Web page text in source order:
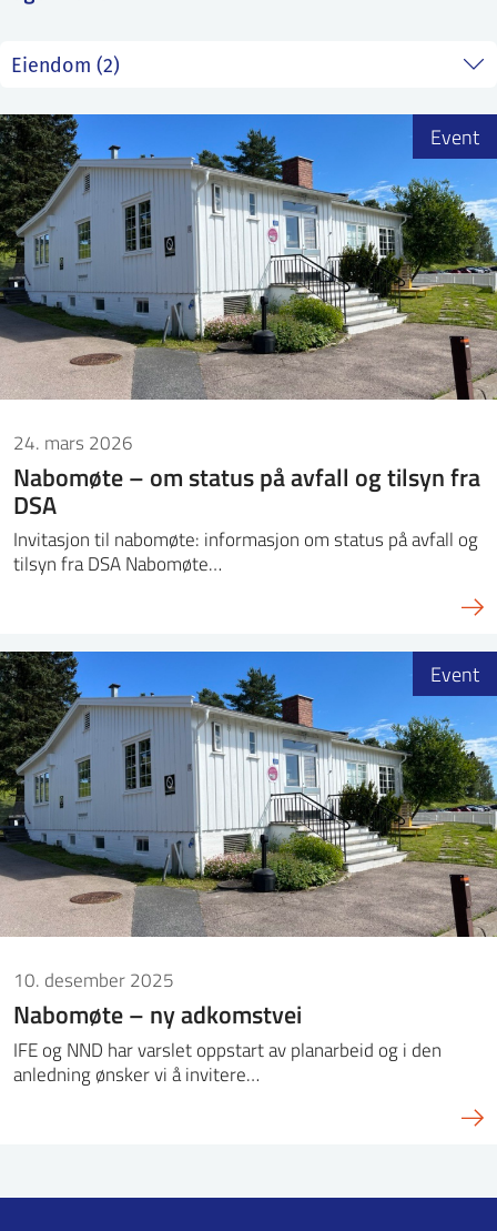
PRESSE
24. mars 2026
Nabomøte – om status på avfall og tilsyn fra
DSA
Invitasjon til nabomøte: informasjon om status på avfall og
tilsyn fra DSA Nabomøte…
Event
10. desember 2025
Nabomøte – ny adkomstvei
IFE og NND har varslet oppstart av planarbeid og i den
anledning ønsker vi å invitere…
Event